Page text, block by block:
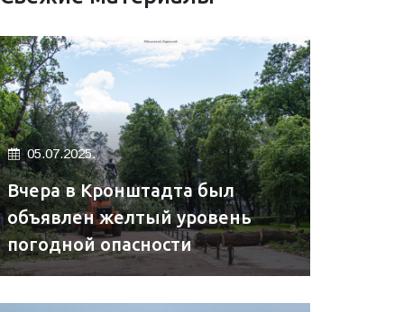
05.07.2025.
Вчера в Кронштадта был
объявлен желтый уровень
погодной опасности